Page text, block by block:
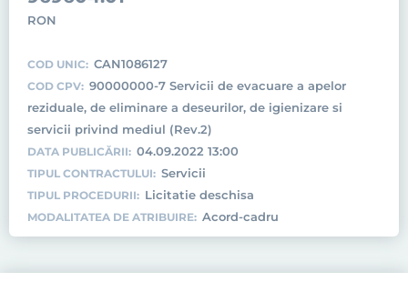
RON
COD UNIC: CAN1086127
COD CPV: 90000000-7 Servicii de evacuare a apelor
reziduale, de eliminare a deseurilor, de igienizare si
servicii privind mediul (Rev.2)
DATA PUBLICĂRII: 04.09.2022 13:00
TIPUL CONTRACTULUI: Servicii
TIPUL PROCEDURII: Licitatie deschisa
MODALITATEA DE ATRIBUIRE: Acord-cadru